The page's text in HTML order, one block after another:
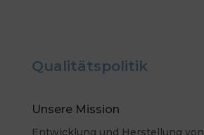
Qualitätspolitik
Unsere Mission
Entwicklung und Herstellung von